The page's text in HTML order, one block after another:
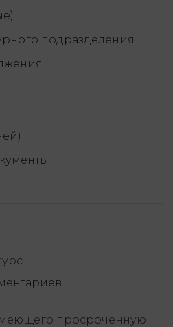
подразделения
просроченную